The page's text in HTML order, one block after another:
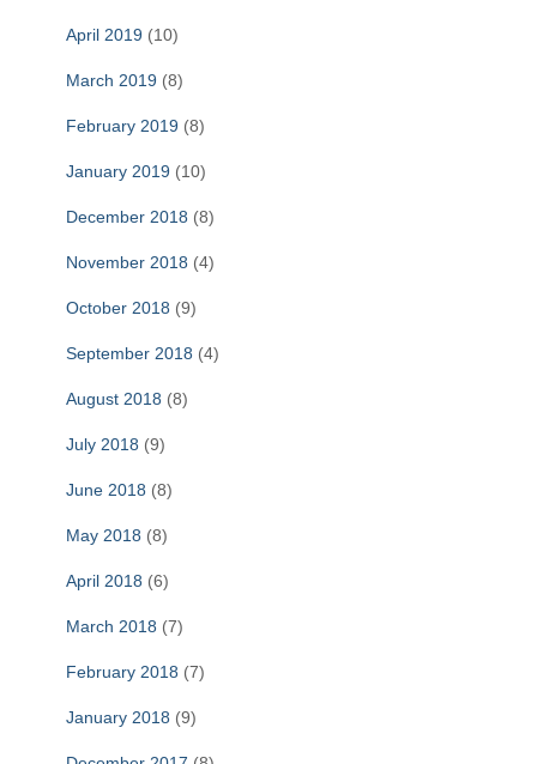
April 2019 (10)
March 2019 (8)
February 2019 (8)
January 2019 (10)
December 2018 (8)
November 2018 (4)
October 2018 (9)
September 2018 (4)
August 2018 (8)
July 2018 (9)
June 2018 (8)
May 2018 (8)
April 2018 (6)
March 2018 (7)
February 2018 (7)
January 2018 (9)